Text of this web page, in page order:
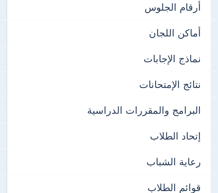
أرقام الجلوس
أماكن اللجان
نماذج الإجابات
نتائج الإمتحانات
البرامج والمقررات الدراسية
إتحاد الطلاب
رعاية الشباب
قوائم الطلاب